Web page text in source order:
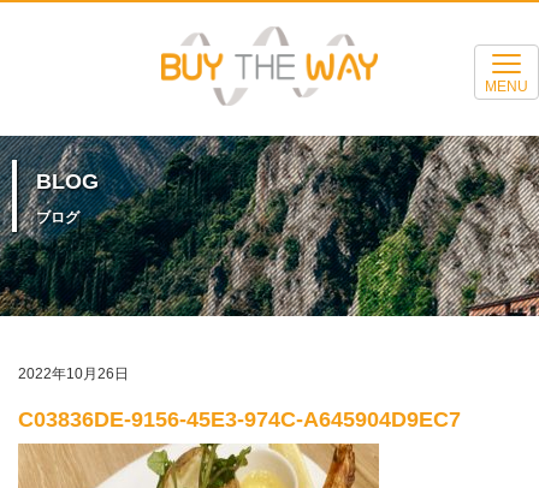
MENU
BLOG
ブログ
2022年10月26日
C03836DE-9156-45E3-974C-A645904D9EC7